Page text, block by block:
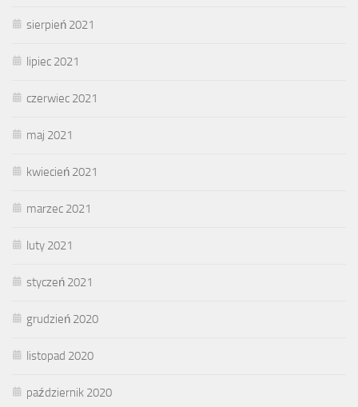
sierpień 2021
lipiec 2021
czerwiec 2021
maj 2021
kwiecień 2021
marzec 2021
luty 2021
styczeń 2021
grudzień 2020
listopad 2020
październik 2020